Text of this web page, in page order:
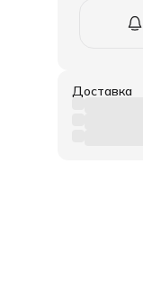
Доставка